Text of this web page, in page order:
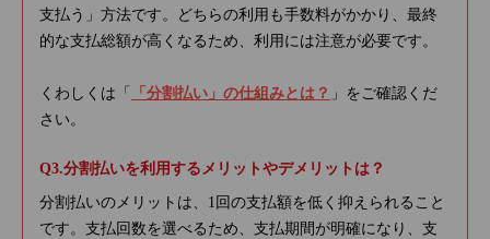
支払う」方法です。どちらの利用も手数料がかかり、最終
的な支払総額が高くなるため、利用には注意が必要です。
くわしくは「 「分割払い」の仕組みとは？ 」をご確認くだ
さい。
分割払いを利用するメリットやデメリットは？
分割払いのメリットは、1回の支払額を低く抑えられること
です。支払回数を選べるため、支払期間が明確になり、支